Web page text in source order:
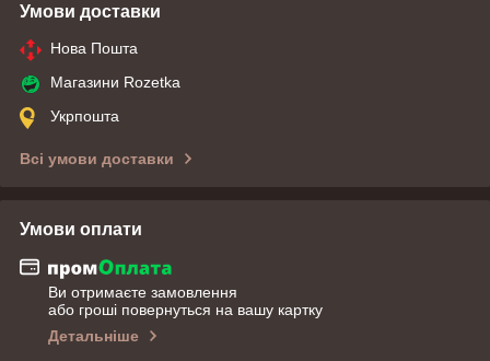
Умови доставки
Нова Пошта
Магазини Rozetka
Укрпошта
Всі умови доставки
Умови оплати
Ви отримаєте замовлення
або гроші повернуться на вашу картку
Детальніше